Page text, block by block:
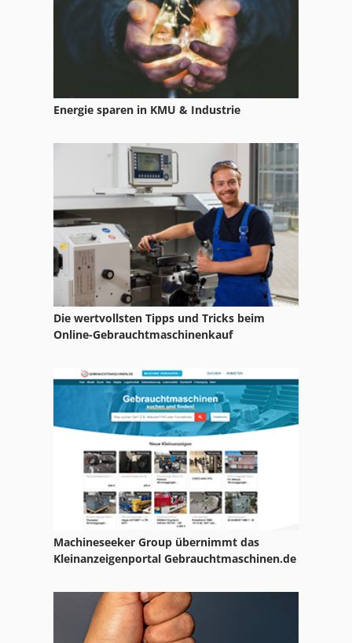
Leybold Ruvac Pumpe
Pfeiffer Pumpen
Rietschle Pumpen
Rietschle Verdichter
Schraubenvakuumpumpe
Scroll Vakuumpumpe
Siemens Vakuumpumpe
Trockenlaufende Vakuumpumpe
Turbomolekularpumpe
Vakuum Sauger
Vakuumpumpe
Vakuumpumpenstand
Witte Vakuumpumpe
Energie sparen in KMU & Industrie
Die wertvollsten Tipps und Tricks beim
Online-Gebrauchtmaschinenkauf
Machineseeker Group übernimmt das
Kleinanzeigenportal Gebrauchtmaschinen.de